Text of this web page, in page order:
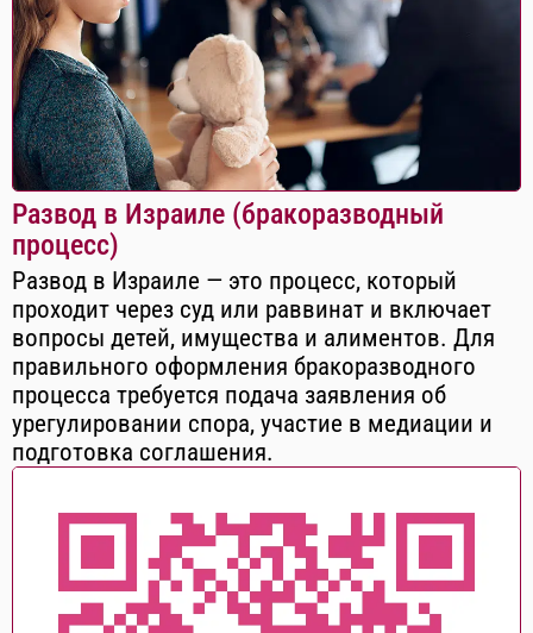
Развод в Израиле (бракоразводный
процесс)
Развод в Израиле — это процесс, который
проходит через суд или раввинат и включает
вопросы детей, имущества и алиментов. Для
правильного оформления бракоразводного
процесса требуется подача заявления об
урегулировании спора, участие в медиации и
подготовка соглашения.